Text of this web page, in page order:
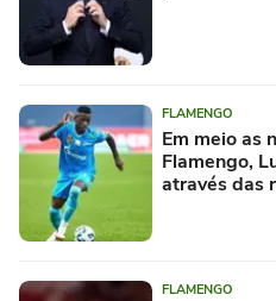
FLAMENGO
Em meio as
Flamengo,
através das
FLAMENGO